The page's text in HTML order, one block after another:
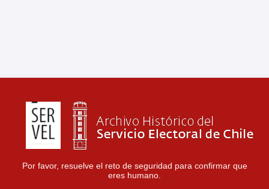
Por favor, resuelve el reto de seguridad para confirmar que
eres humano.